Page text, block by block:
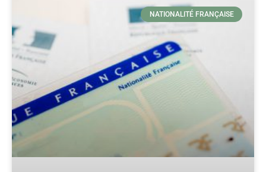
NATIONALITÉ FRANÇAISE